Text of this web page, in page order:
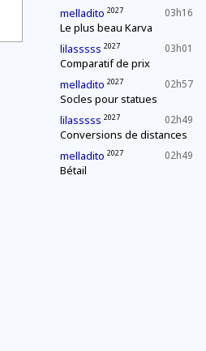
03h16
melladito 2027
Le plus beau Karva
03h01
lilasssss 2027
Comparatif de prix
02h57
melladito 2027
Socles pour statues
02h49
lilasssss 2027
Conversions de distances
02h49
melladito 2027
Bétail